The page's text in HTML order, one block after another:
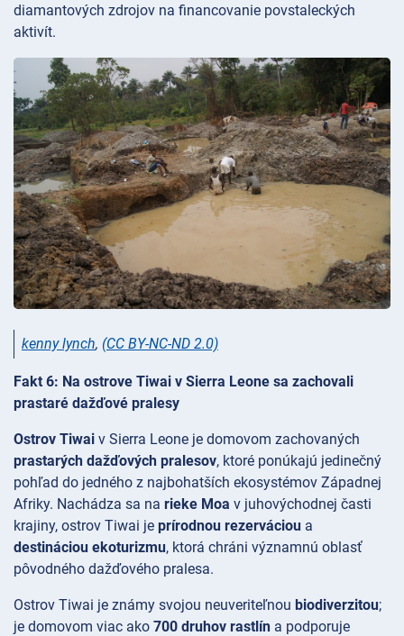
diamantových zdrojov na financovanie povstaleckých
aktivít.
kenny lynch, (CC BY-NC-ND 2.0)
Fakt 6: Na ostrove Tiwai v Sierra Leone sa zachovali
prastaré dažďové pralesy
Ostrov Tiwai v Sierra Leone je domovom zachovaných
prastarých dažďových pralesov, ktoré ponúkajú jedinečný
pohľad do jedného z najbohatších ekosystémov Západnej
Afriky. Nachádza sa na rieke Moa v juhovýchodnej časti
krajiny, ostrov Tiwai je prírodnou rezerváciou a
destináciou ekoturizmu, ktorá chráni významnú oblasť
pôvodného dažďového pralesa.
Ostrov Tiwai je známy svojou neuveriteľnou biodiverzitou;
je domovom viac ako 700 druhov rastlín a podporuje